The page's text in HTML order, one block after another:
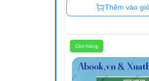
Còn hàng
Thêm vào
Còn hàng